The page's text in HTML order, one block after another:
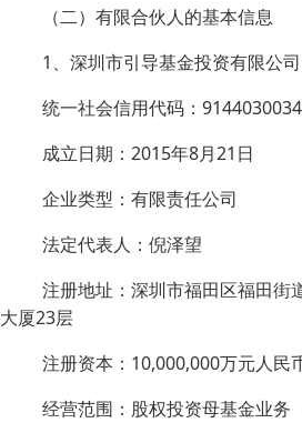
（二）有限合伙人的基本信息
1、深圳市引导基金投资有限公司
统一社会信用代码：
成立日期：2015年8月21日
企业类型：有限责任公司
法定代表人：倪泽望
注册地址：深圳市福田区福田街
大厦23层
注册资本：10,000,000万元人民
经营范围：股权投资母基金业务